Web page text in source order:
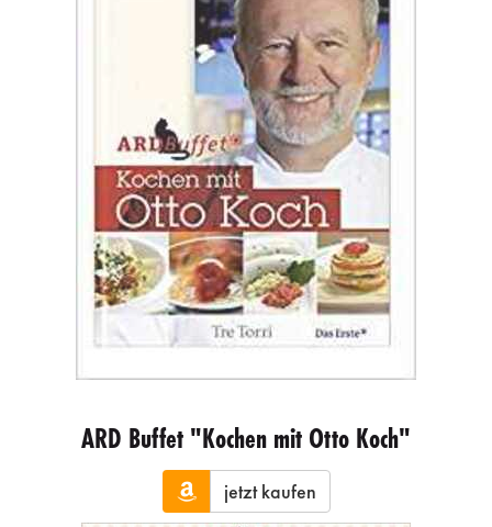
ARD Buffet "Kochen mit Otto Koch"
jetzt kaufen